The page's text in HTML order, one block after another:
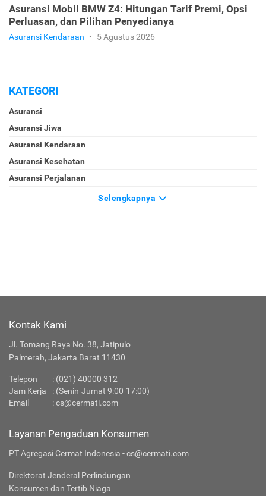
Asuransi Mobil BMW Z4: Hitungan Tarif Premi, Opsi
Perluasan, dan Pilihan Penyedianya
Asuransi Kendaraan • 5 Agustus 2026
KATEGORI
Asuransi
Asuransi Jiwa
Asuransi Kendaraan
Asuransi Kesehatan
Asuransi Perjalanan
Selengkapnya
Kontak Kami
Jl. Tomang Raya No. 38, Jatipulo
Palmerah, Jakarta Barat 11430
Telepon : (021) 40000 312
Jam Kerja
: (Senin-Jumat 9:00-17:00)
Email
:cs@cermati.com
Layanan Pengaduan Konsumen
PT Agregasi Cermat Indonesia - cs@cermati.com
Direktorat Jenderal Perlindungan
Konsumen dan Tertib Niaga